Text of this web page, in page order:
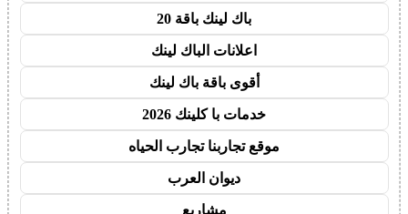
باك لينك باقة 20
اعلانات الباك لينك
أقوى باقة باك لينك
خدمات با كلينك 2026
موقع تجاربنا تجارب الحياه
ديوان العرب
مشاريع